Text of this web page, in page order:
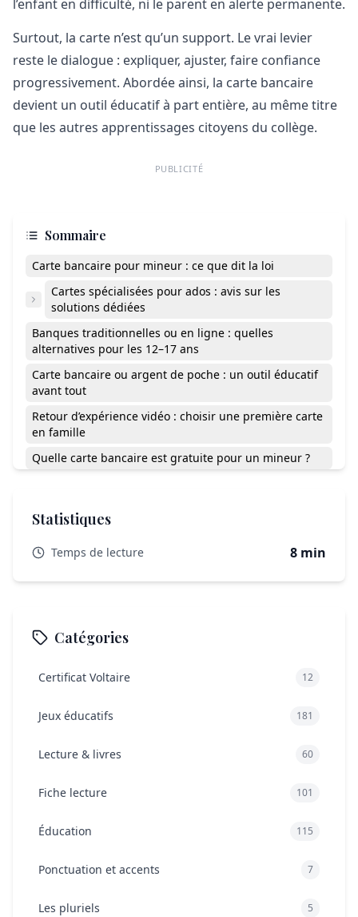
l’enfant en difficulté, ni le parent en alerte permanente.
Surtout, la carte n’est qu’un support. Le vrai levier
reste le dialogue : expliquer, ajuster, faire confiance
progressivement. Abordée ainsi, la carte bancaire
devient un outil éducatif à part entière, au même titre
que les autres apprentissages citoyens du collège.
PUBLICITÉ
Sommaire
Carte bancaire pour mineur : ce que dit la loi
Cartes spécialisées pour ados : avis sur les
solutions dédiées
Banques traditionnelles ou en ligne : quelles
alternatives pour les 12–17 ans
Carte bancaire ou argent de poche : un outil éducatif
avant tout
Retour d’expérience vidéo : choisir une première carte
en famille
Quelle carte bancaire est gratuite pour un mineur ?
Choisir une carte bancaire, un pas vers l’autonomie
Statistiques
Temps de lecture 8 min
Catégories
Certificat Voltaire 12
Jeux éducatifs 181
Lecture & livres 60
Fiche lecture 101
Éducation 115
Ponctuation et accents 7
Les pluriels 5